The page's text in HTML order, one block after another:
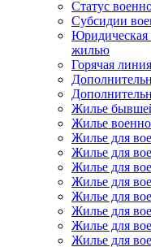
Статус
Субсидии
Юридическая
жилью
Горячая
Жилье
Жилье
Жилье для
Жилье для
Жилье для
Жилье для
Жилье для
Жилье для
Жилье для
Жилье для